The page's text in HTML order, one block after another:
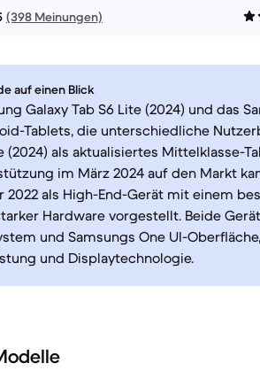
(398 Meinungen)
auf einen Blick
Galaxy Tab S6 Lite (2024) und das
Tablets, die unterschiedliche
(2024) als aktualisiertes Mittelklasse-
im März 2024 auf den Markt
2022 als High-End-Gerät mit einem
Hardware vorgestellt. Beide
und Samsungs One UI-
und Displaytechnologie.